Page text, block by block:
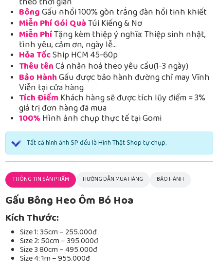
BôngGấu nhồi 100% gòn trắng đàn hồi tinh khiết
Miễn Phí Gói QuàTúi Kiếng & Nơ
Miễn PhíTặng kèm thiệp ý nghĩa: Thiệp sinh nhật,
tình yêu, cảm ơn, ngày lễ…
Hỏa TốcShip HCM 45-60p
Thêu tênCá nhân hoá theo yêu cầu(1-3 ngày)
Bảo HànhGấu được bảo hành đường chỉ may Vĩnh
Viễn tại cửa hàng
Tích ĐiểmKhách hàng sẽ được tích lũy điểm = 3%
giá trị đơn hàng đã mua
100% Hình ảnh chụp thực tế tại Gomi
Tất cả hình ảnh SP đều là Hình Thật Shop tự chụp.
THÔNG TIN SẢN PHẨM HƯỚNG DẪN MUA HÀNG BẢO HÀNH
Gấu Bông Heo Ôm Bó Hoa
Kích Thước:
Size 1: 35cm – 255.000đ
Size 2: 50cm – 395.000đ
Size 3 80cm – 495.000đ
Size 4: 1m – 955.000đ